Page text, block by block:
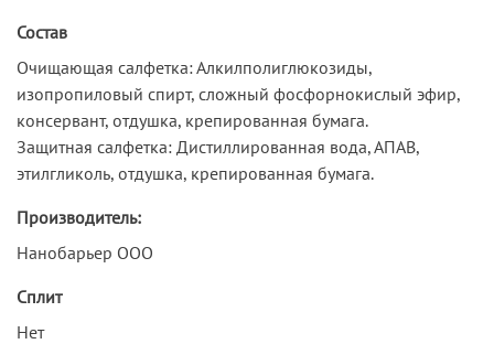
Состав
Очищающая салфетка: Алкилполиглюкозиды,
изопропиловый спирт, сложный фосфорнокислый эфир,
консервант, отдушка, крепированная бумага.
Защитная салфетка: Дистиллированная вода, АПАВ,
этилгликоль, отдушка, крепированная бумага.
Производитель:
Нанобарьер ООО
Сплит
Нет